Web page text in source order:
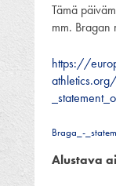
Tämä
mm. Bragan
https://
Braga_-
Alustava